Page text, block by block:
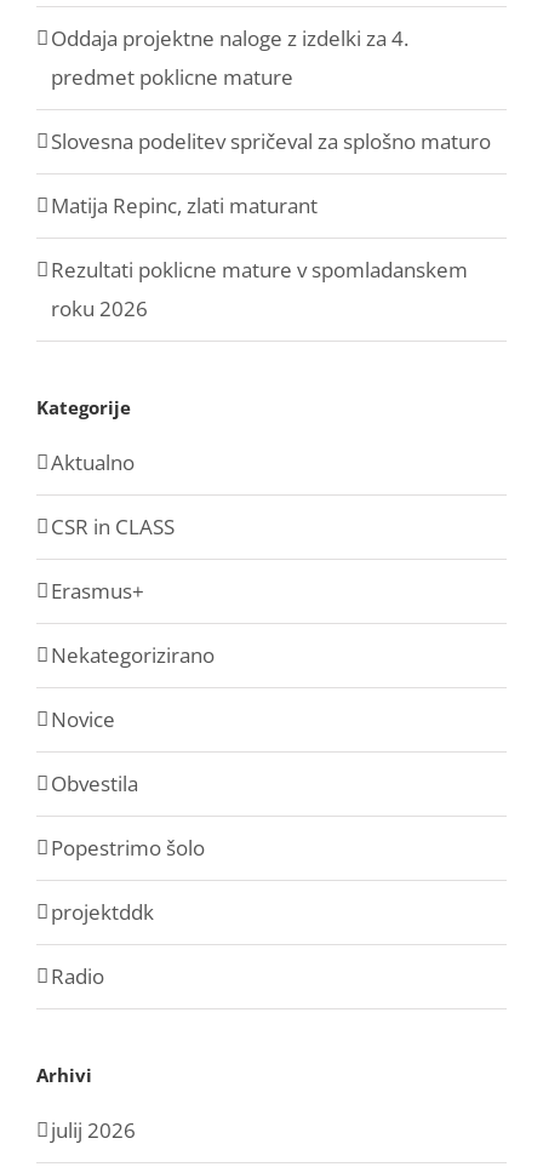
Oddaja projektne naloge z izdelki za 4.
predmet poklicne mature
Slovesna podelitev spričeval za splošno maturo
Matija Repinc, zlati maturant
Rezultati poklicne mature v spomladanskem
roku 2026
Kategorije
Aktualno
CSR in CLASS
Erasmus+
Nekategorizirano
Novice
Obvestila
Popestrimo šolo
projektddk
Radio
Arhivi
julij 2026